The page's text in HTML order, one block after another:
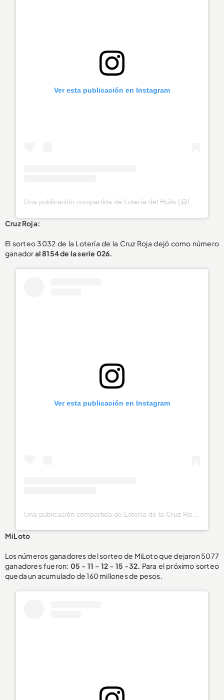
Ver esta publicación en Instagram
Cruz Roja:
El sorteo 3032 de la Lotería de la Cruz Roja dejó como número
ganadoral 8154 de la serie 026.
Ver esta publicación en Instagram
Una publicación compartida de Lotería de la Cruz Roja (@loteriadelacruzroja)
MiLoto
Los números ganadores del sorteo de MiLoto que dejaron 5077
ganadores fueron: 05 - 11 - 12 - 15 -32. Para el próximo sorteo
queda un acumulado de 160 millones de pesos.